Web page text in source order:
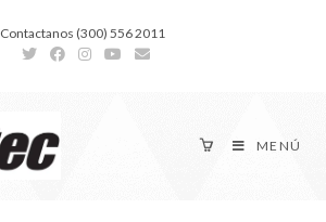
Contactanos (300) 556 2011
MENÚ